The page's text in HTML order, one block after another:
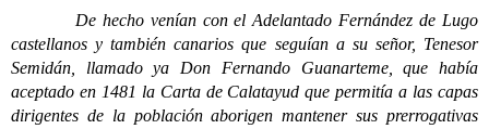
De hecho venían con el Adelantado Fernández de Lugo
castellanos y también canarios que seguían a su señor, Tenesor
Semidán, llamado ya Don Fernando Guanarteme, que había
aceptado en 1481 la Carta de Calatayud que permitía a las capas
dirigentes de la población aborigen mantener sus prerrogativas